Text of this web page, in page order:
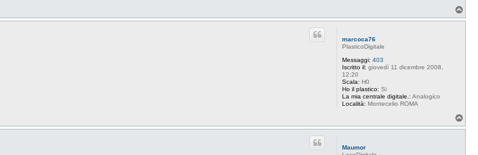
o
marcoca76
PlasticoDigitale
Messaggi: 403
Iscritto il: giovedì 11 dicembre 2008,
12:20
Scala: H0
Ho il plastico: Si
La mia centrale digitale.: Analogico
Località: Montecelio ROMA
o
Maumor